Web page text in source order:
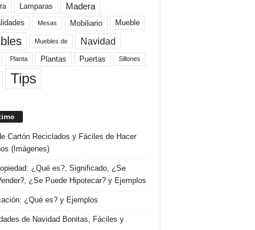
Lamparas Madera
Mesas Mobiliario Mueble
Muebles de Navidad
Planta Plantas Puertas Sillones
Tips
Cartón Reciclados y Fáciles de Hacer
(Imágenes)
¿Qué es?, Significado, ¿Se
¿Se Puede Hipotecar? y Ejemplos
¿Qué es? y Ejemplos
de Navidad Bonitas, Fáciles y